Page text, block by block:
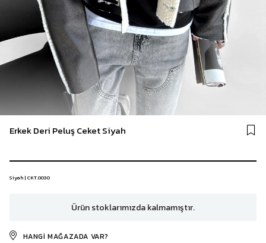
Erkek Deri Peluş Ceket Siyah
Siyah | CKT.0030
Ürün stoklarımızda kalmamıştır.
HANGI MAĞAZADA VAR?